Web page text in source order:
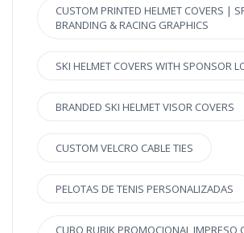
CUSTOM PRINTED HELMET COVERS |
BRANDING & RACING GRAPHICS
SKI HELMET COVERS WITH SPONSOR
BRANDED SKI HELMET VISOR COVERS
CUSTOM VELCRO CABLE TIES
PELOTAS DE TENIS PERSONALIZADAS